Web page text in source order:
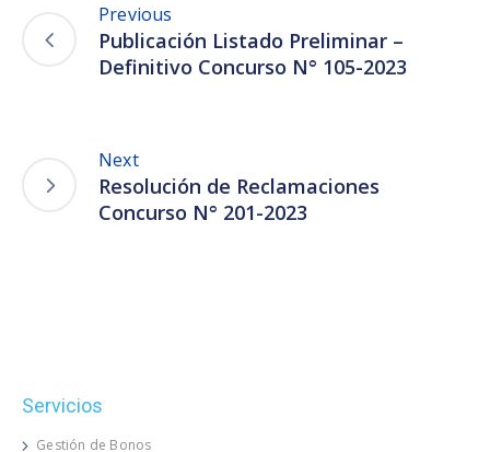
Previous
Publicación Listado Preliminar –
Definitivo Concurso N° 105-2023
Next
Resolución de Reclamaciones
Concurso N° 201-2023
Servicios
Gestión de Bonos